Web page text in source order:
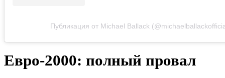
Публикация от Michael Ballack
Евро-2000: полный провал